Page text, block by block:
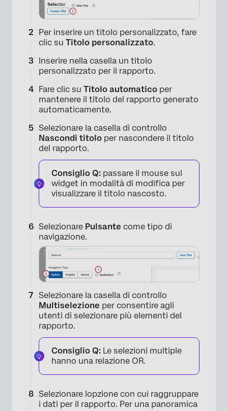
×
Per inserire un titolo personalizzato, fare
clic su Titolo personalizzato.
Inserire nella casella un titolo
personalizzato per il rapporto.
Fare clic su Titolo automatico per
mantenere il titolo del rapporto generato
automaticamente.
Selezionare la casella di controllo
Nascondi titolo per nascondere il titolo
del rapporto.
Consiglio Q: passare il mouse sul
widget in modalità di modifica per
visualizzare il titolo nascosto.
Selezionare Pulsante come tipo di
navigazione.
Selezionare la casella di controllo
Multiselezione per consentire agli
utenti di selezionare più elementi del
rapporto.
Consiglio Q: Le selezioni multiple
hanno una relazione OR.
Selezionare lopzione con cui raggruppare
i dati per il rapporto. Per una panoramica